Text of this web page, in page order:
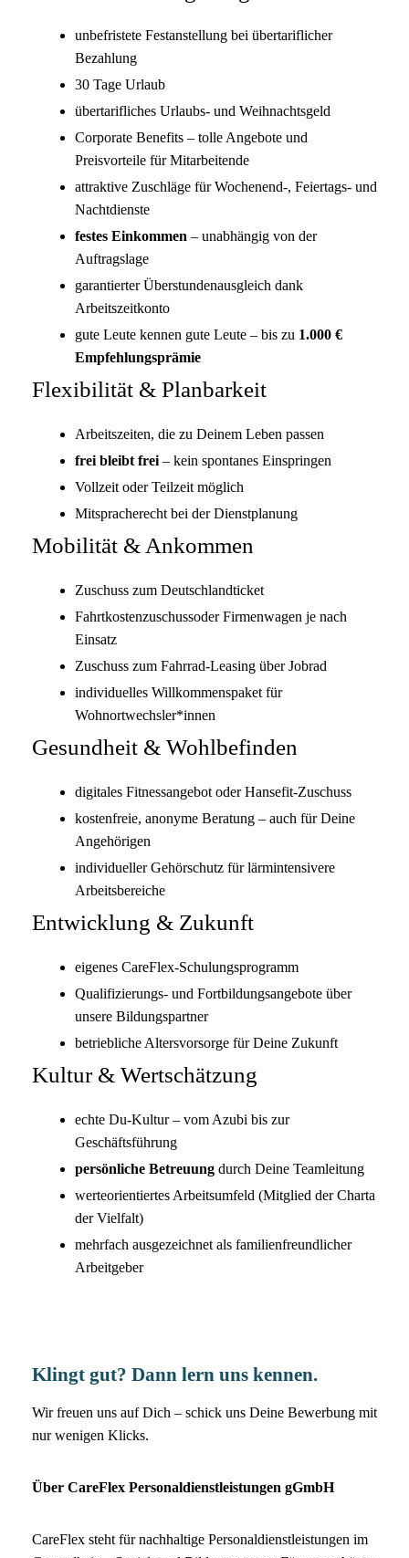
unbefristete Festanstellung bei übertariflicher
Bezahlung
30 Tage Urlaub
übertarifliches Urlaubs- und Weihnachtsgeld
Corporate Benefits – tolle Angebote und
Preisvorteile für Mitarbeitende
attraktive Zuschläge für Wochenend-, Feiertags- und
Nachtdienste
festes Einkommen – unabhängig von der
Auftragslage
garantierter Überstundenausgleich dank
Arbeitszeitkonto
gute Leute kennen gute Leute – bis zu 1.000 €
Empfehlungsprämie
Flexibilität & Planbarkeit
Arbeitszeiten, die zu Deinem Leben passen
frei bleibt frei – kein spontanes Einspringen
Vollzeit oder Teilzeit möglich
Mitspracherecht bei der Dienstplanung
Mobilität & Ankommen
Zuschuss zum Deutschlandticket
Fahrtkostenzuschussoder Firmenwagen je nach
Einsatz
Zuschuss zum Fahrrad-Leasing über Jobrad
individuelles Willkommenspaket für
Wohnortwechsler*innen
Gesundheit & Wohlbefinden
digitales Fitnessangebot oder Hansefit-Zuschuss
kostenfreie, anonyme Beratung – auch für Deine
Angehörigen
individueller Gehörschutz für lärmintensivere
Arbeitsbereiche
Entwicklung & Zukunft
eigenes CareFlex-Schulungsprogramm
Qualifizierungs- und Fortbildungsangebote über
unsere Bildungspartner
betriebliche Altersvorsorge für Deine Zukunft
Kultur & Wertschätzung
echte Du-Kultur – vom Azubi bis zur
Geschäftsführung
persönliche Betreuung durch Deine Teamleitung
werteorientiertes Arbeitsumfeld (Mitglied der Charta
der Vielfalt)
mehrfach ausgezeichnet als familienfreundlicher
Arbeitgeber
Klingt gut? Dann lern uns kennen.
Wir freuen uns auf Dich – schick uns Deine Bewerbung mit
nur wenigen Klicks.
Über CareFlex Personaldienstleistungen gGmbH
CareFlex steht für nachhaltige Personaldienstleistungen im